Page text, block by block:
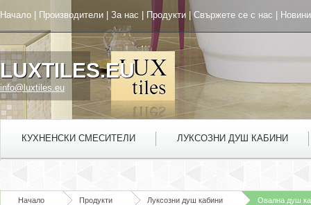
Начало Производители За нас Продукти |Свържете се с нас Новини
LUXTILES.EU
info@luxtiles.eu
КУХНЕНСКИ СМЕСИТЕЛИ ЛУКСОЗНИ ДУШ КАБИНИ
Начало Продукти Луксозни душ кабини Овална душ